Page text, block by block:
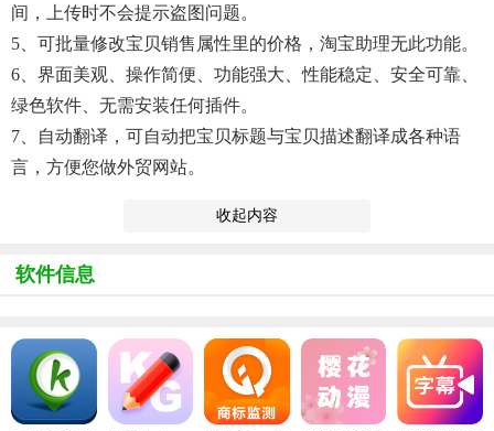
间，上传时不会提示盗图问题。
5、可批量修改宝贝销售属性里的价格，淘宝助理无此功能。
6、界面美观、操作简便、功能强大、性能稳定、安全可靠、
绿色软件、无需安装任何插件。
7、自动翻译，可自动把宝贝标题与宝贝描述翻译成各种语
言，方便您做外贸网站。
收起内容
软件信息